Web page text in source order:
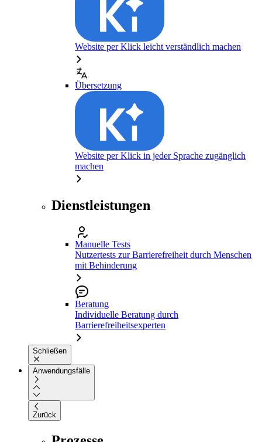
Website per Klick leicht verständlich machen
Übersetzung
Website per Klick in jeder Sprache zugänglich
machen
Dienstleistungen
Manuelle Tests
Nutzertests zur Barrierefreiheit durch Menschen
mit Behinderung
Beratung
Individuelle Beratung durch
Barrierefreiheitsexperten
Schließen
Anwendungsfälle
Zurück